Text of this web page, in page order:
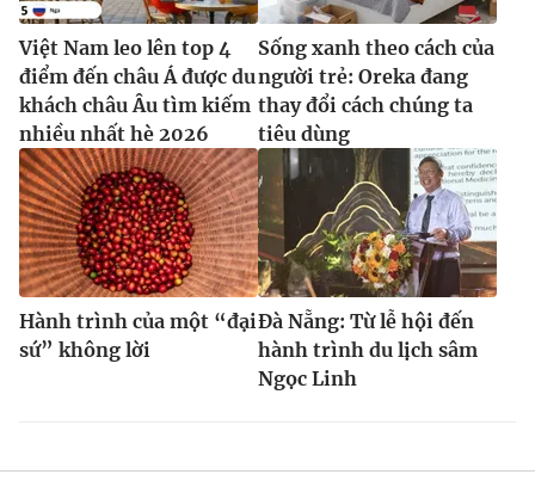
Việt Nam leo lên top 4
điểm đến châu Á được du
khách châu Âu tìm kiếm
nhiều nhất hè 2026
Sống xanh theo cách của
người trẻ: Oreka đang
thay đổi cách chúng ta
tiêu dùng
Hành trình của một “đại
sứ” không lời
Đà Nẵng: Từ lễ hội đến
hành trình du lịch sâm
Ngọc Linh